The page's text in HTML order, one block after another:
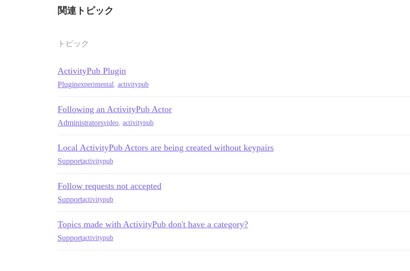
関連トピック
トピック
ActivityPub Plugin
Pluginexperimental, activitypub
Following an ActivityPub Actor
Administratorsvideo, activitypub
Local ActivityPub Actors are being created without keypairs
Supportactivitypub
Follow requests not accepted
Supportactivitypub
Topics made with ActivityPub don't have a category?
Supportactivitypub